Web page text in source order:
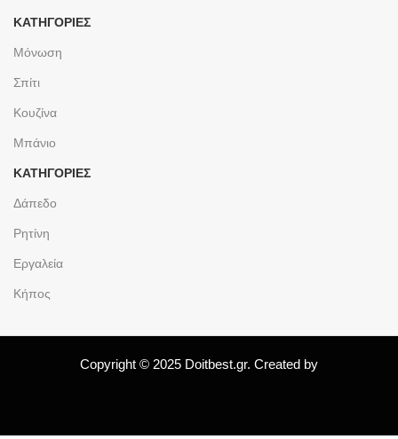
ΚΑΤΗΓΟΡΙΕΣ
Μόνωση
Σπίτι
Κουζίνα
Μπάνιο
ΚΑΤΗΓΟΡΙΕΣ
Δάπεδο
Ρητίνη
Εργαλεία
Κήπος
Copyright © 2025 Doitbest.gr. Created by